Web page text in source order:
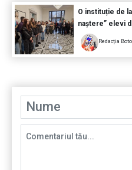
O instituție de
naștere” elevi
Redacția